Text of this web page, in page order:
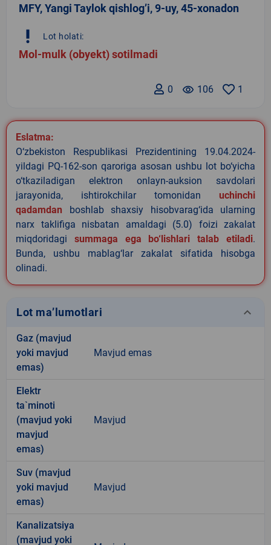
MFY, Yangi Taylok qishlogʼi, 9-uy, 45-xonadon
priority_high Lot holati:
Mol-mulk (obyekt) sotilmadi
1
remove_red_eye 106
0
Eslatma:
O‘zbekiston Respublikasi Prezidentining 19.04.2024-
yildagi PQ-162-son qaroriga asosan ushbu lot bo‘yicha
o‘tkaziladigan elektron onlayn-auksion savdolari
jarayonida, ishtirokchilar tomonidan uchinchi
qadamdan boshlab shaxsiy hisobvarag‘ida ularning
narx taklifiga nisbatan amaldagi (5.0) foizi zakalat
miqdoridagi summaga ega bo‘lishlari talab etiladi.
Bunda, ushbu mablag‘lar zakalat sifatida hisobga
olinadi.
Lot ma’lumotlari keyboard_arrow_down
Gaz (mavjud
yoki mavjud
emas)
Mavjud emas
Elektr
ta`minoti
(mavjud yoki
mavjud
emas)
Mavjud
Suv (mavjud
yoki mavjud
emas)
Mavjud
Kanalizatsiya
(mavjud yoki